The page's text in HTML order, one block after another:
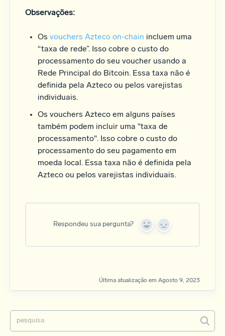
Observações:
Os vouchers Azteco on-chain incluem uma
“taxa de rede”. Isso cobre o custo do
processamento do seu voucher usando a
Rede Principal do Bitcoin. Essa taxa não é
definida pela Azteco ou pelos varejistas
individuais.
Os vouchers Azteco em alguns países
também podem incluir uma "taxa de
processamento". Isso cobre o custo do
processamento do seu pagamento em
moeda local. Essa taxa não é definida pela
Azteco ou pelos varejistas individuais.
Respondeu sua pergunta?
Y
s
N
Última atualização em Agosto 9, 2023